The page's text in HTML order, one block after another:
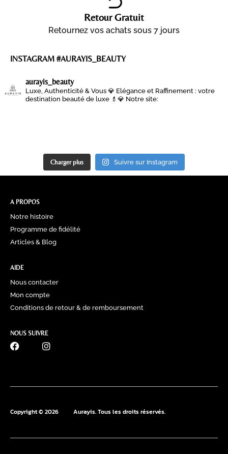
Retour Gratuit
Retournez vos achats sous 7 jours
INSTAGRAM #AURAYIS_BEAUTY
aurayis_beauty
Luxe, Authenticité & Vous 💎 Elégance et Raffinement : votre
destination beauté de luxe 💄💎 Notre site:
Charger plus Suivre sur Instagram
A PROPOS
Notre histoire
Programme de fidélité
Articles & Blog
AIDE
Nous contacter
Mon compte
Conditions de retour & de remboursement
NOUS SUIVRE
Copyright © 2026 Aurayis. Tous les droits réservés.